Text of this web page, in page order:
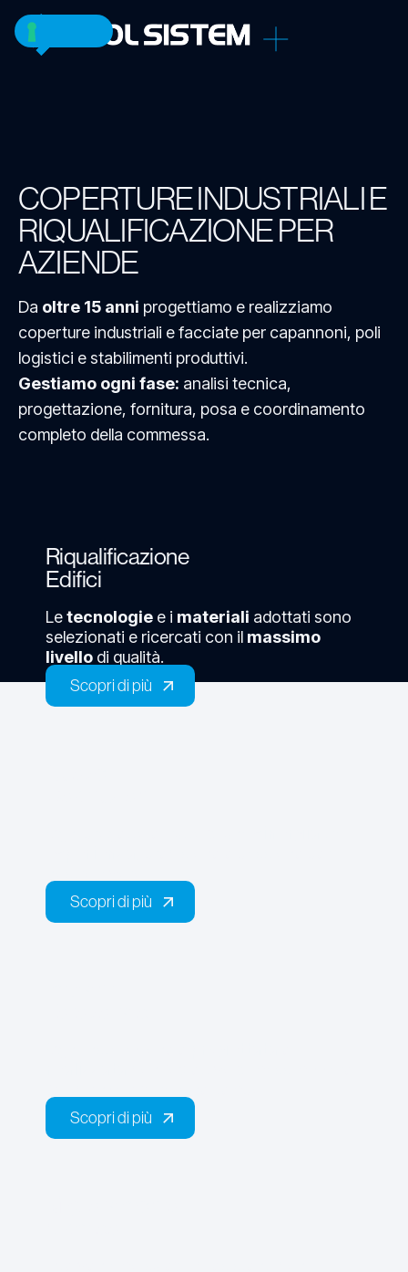
COPERTURE INDUSTRIALI E
RIQUALIFICAZIONE PER
AZIENDE
Da oltre 15 anni progettiamo e realizziamo
coperture industriali e facciate per capannoni, poli
logistici e stabilimenti produttivi.
Gestiamo ogni fase: analisi tecnica,
progettazione, fornitura, posa e coordinamento
completo della commessa.
Riqualificazione
Edifici
Letecnologie e i materiali adottati sono
selezionati e ricercati con il massimo
livello di qualità.
Scopri di più
Scopri di più
Scopri di più